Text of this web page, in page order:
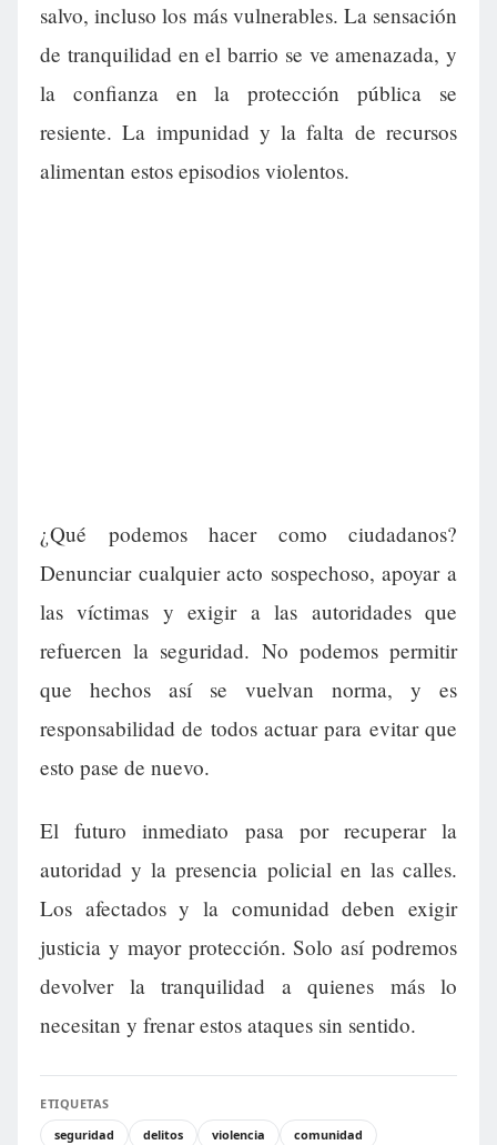
salvo, incluso los más vulnerables. La sensación
de tranquilidad en el barrio se ve amenazada, y
la confianza en la protección pública se
resiente. La impunidad y la falta de recursos
alimentan estos episodios violentos.
¿Qué podemos hacer como ciudadanos?
Denunciar cualquier acto sospechoso, apoyar a
las víctimas y exigir a las autoridades que
refuercen la seguridad. No podemos permitir
que hechos así se vuelvan norma, y es
responsabilidad de todos actuar para evitar que
esto pase de nuevo.
El futuro inmediato pasa por recuperar la
autoridad y la presencia policial en las calles.
Los afectados y la comunidad deben exigir
justicia y mayor protección. Solo así podremos
devolver la tranquilidad a quienes más lo
necesitan y frenar estos ataques sin sentido.
ETIQUETAS
seguridad
delitos violencia
comunidad